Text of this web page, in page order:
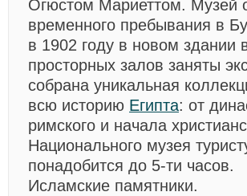
Огюстом Мариеттом. Музей
временного пребывания в
в 1902 году в новом здании
просторных залов заняты
собрана уникальная
всю историю Египта: от
римского и начала
Национального музея
понадобится до 5-ти часов.
Исламские памятники.